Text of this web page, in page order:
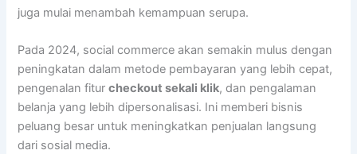
juga mulai menambah kemampuan serupa.
Pada 2024, social commerce akan semakin mulus dengan
peningkatan dalam metode pembayaran yang lebih cepat,
pengenalan fiturcheckout sekali klik, dan pengalaman
belanja yang lebih dipersonalisasi. Ini memberi bisnis
peluang besar untuk meningkatkan penjualan langsung
dari sosial media.